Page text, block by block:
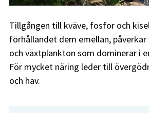
Tillgången till kväve, fosfor och
förhållandet dem emellan,
och växtplankton som dominerar i
För mycket näring leder till
och hav.